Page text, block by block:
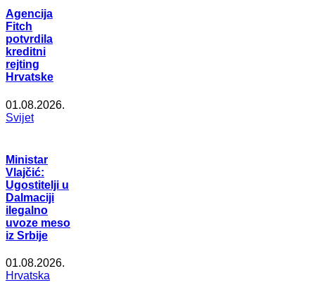
Agencija
Fitch
potvrdila
kreditni
rejting
Hrvatske
01.08.2026.
Svijet
Ministar
Vlajčić:
Ugostitelji u
Dalmaciji
ilegalno
uvoze meso
iz Srbije
01.08.2026.
Hrvatska